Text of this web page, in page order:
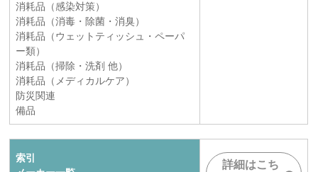
消耗品（感染対策）
消耗品（消毒・除菌・消臭）
消耗品（ウェットティッシュ・ペーパ
ー類）
消耗品（掃除・洗剤 他）
消耗品（メディカルケア）
防災関連
備品
索引
詳細はこち